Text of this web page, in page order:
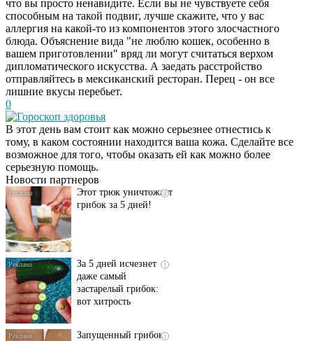
что вы просто ненавидите. Если вы не чувствуете себя
способным на такой подвиг, лучше скажите, что у вас
аллергия на какой-то из компонентов этого злосчастного
блюда. Объяснение вида "не люблю кошек, особенно в
вашем приготовлении" вряд ли могут считаться верхом
дипломатического искусства. А заедать расстройство
отправляйтесь в мексиканский ресторан. Перец - он все
лишние вкусы перебьет.
0
Гороскоп здоровья
В этот день вам стоит как можно серьезнее отнестись к
тому, в каком состоянии находится ваша кожа. Сделайте все
возможное для того, чтобы оказать ей как можно более
серьезную помощь.
Новости партнеров
Даже самый
запущенный грибок
исчезнет с корнем,
если перед сном…
i
Этот трюк уничтожает
грибок за 5 дней!
i
За 5 дней исчезнет
даже самый
застарелый грибок:
вот хитрость
i
Запущенный грибок